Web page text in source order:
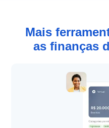
Mais
as finanças